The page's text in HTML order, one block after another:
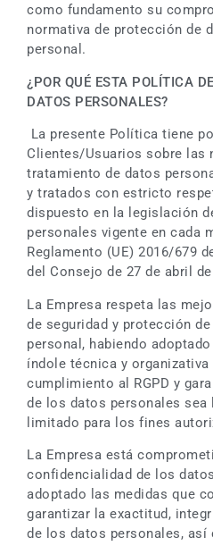
como fundamento su
normativa de protección de
personal.
¿POR QUÉ ESTA POLÍTICA
DATOS PERSONALES?
La presente Política tiene
Clientes/Usuarios sobre las
tratamiento de datos
y tratados con estricto
dispuesto en la legislación
personales vigente en cada
Reglamento (UE) 2016/679
del Consejo de 27 de abril de
La Empresa respeta las
de seguridad y protección
personal, habiendo
índole técnica y organizativa
cumplimiento al RGPD y
de los datos personales
limitado para los fines
La Empresa está
confidencialidad de los
adoptado las medidas que
garantizar la exactitud,
de los datos personales,